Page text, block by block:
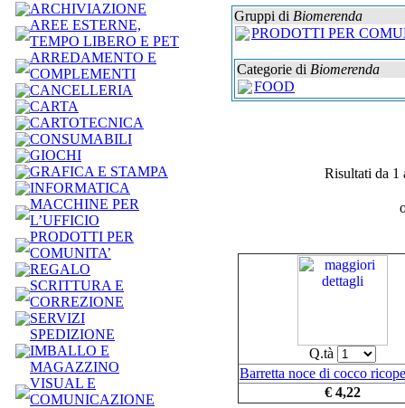
ARCHIVIAZIONE
AREE ESTERNE,
TEMPO LIBERO E PET
ARREDAMENTO E
COMPLEMENTI
CANCELLERIA
CARTA
CARTOTECNICA
CONSUMABILI
GIOCHI
GRAFICA E STAMPA
INFORMATICA
MACCHINE PER
L’UFFICIO
PRODOTTI PER
COMUNITA’
REGALO
SCRITTURA E
CORREZIONE
SERVIZI
SPEDIZIONE
IMBALLO E
MAGAZZINO
VISUAL E
COMUNICAZIONE
Gruppi di Biomerenda
PRODOTTI PER
Categorie di Biomerenda
FOOD
Risultati da 1
Q.tà
Barretta noce di cocco
€ 4,22